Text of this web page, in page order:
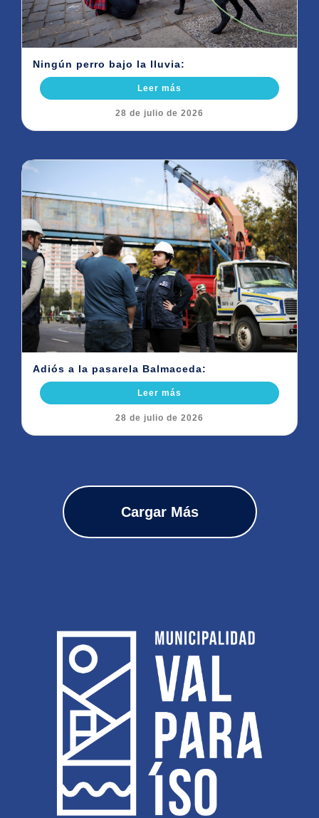
Ningún perro bajo la lluvia:
Leer más
28 de julio de 2026
Adiós a la pasarela Balmaceda:
Leer más
28 de julio de 2026
Cargar Más